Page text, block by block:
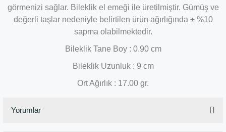
görmenizi sağlar. Bileklik el emeği ile üretilmiştir. Gümüş ve
değerli taşlar nedeniyle belirtilen ürün ağırlığında ± %10
sapma olabilmektedir.
Bileklik Tane Boy : 0.90 cm
Bileklik Uzunluk : 9 cm
Ort Ağırlık : 17.00 gr.
Yorumlar